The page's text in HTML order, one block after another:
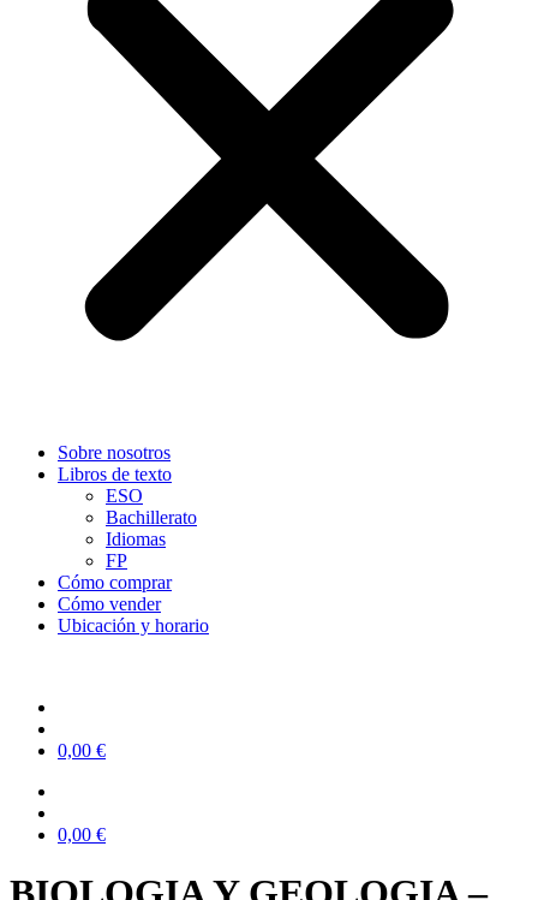
Sobre nosotros
Libros de texto
ESO
Bachillerato
Idiomas
FP
Cómo comprar
Cómo vender
Ubicación y horario
0,00 €
0,00 €